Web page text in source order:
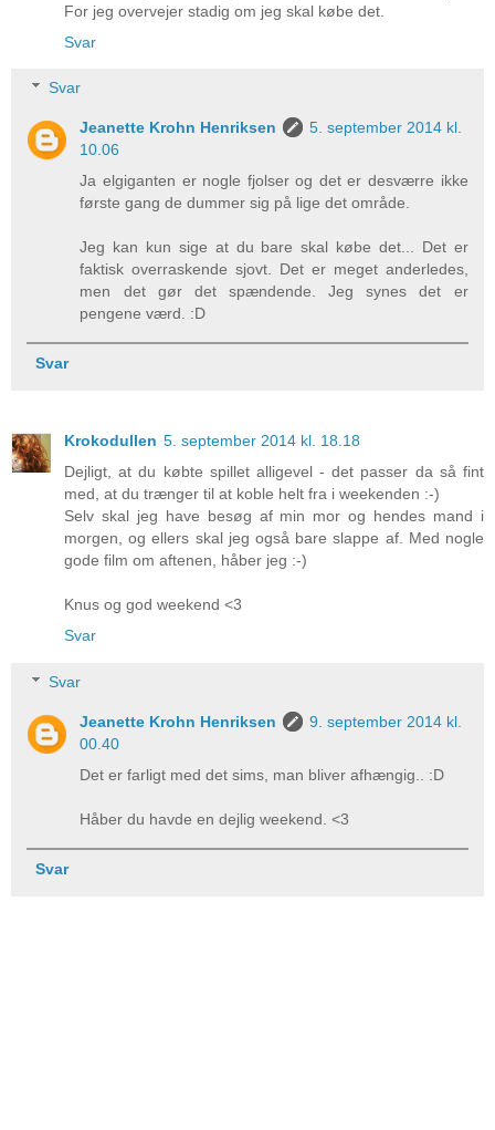
For jeg overvejer stadig om jeg skal købe det.
Svar
Svar
Jeanette Krohn Henriksen
5. september 2014 kl.
10.06
Ja elgiganten er nogle fjolser og det er desværre ikke
første gang de dummer sig på lige det område.
Jeg kan kun sige at du bare skal købe det... Det er
faktisk overraskende sjovt. Det er meget anderledes,
men det gør det spændende. Jeg synes det er
pengene værd. :D
Svar
Krokodullen 5. september 2014 kl. 18.18
Dejligt, at du købte spillet alligevel - det passer da så fint
med, at du trænger til at koble helt fra i weekenden :-)
Selv skal jeg have besøg af min mor og hendes mand i
morgen, og ellers skal jeg også bare slappe af. Med nogle
gode film om aftenen, håber jeg :-)
Knus og god weekend <3
Svar
Svar
Jeanette Krohn Henriksen
9. september 2014 kl.
00.40
Det er farligt med det sims, man bliver afhængig.. :D
Håber du havde en dejlig weekend. <3
Svar